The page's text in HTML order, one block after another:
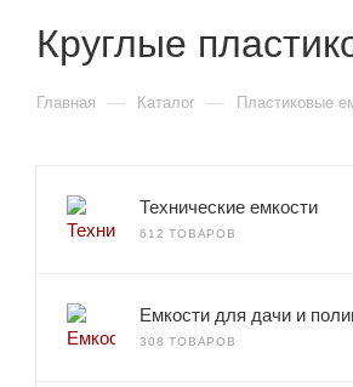
Круглые
Главная — Каталог — Пластиковые
Технические емкости
612 ТОВАРОВ
Емкости для дачи и
308 ТОВАРОВ